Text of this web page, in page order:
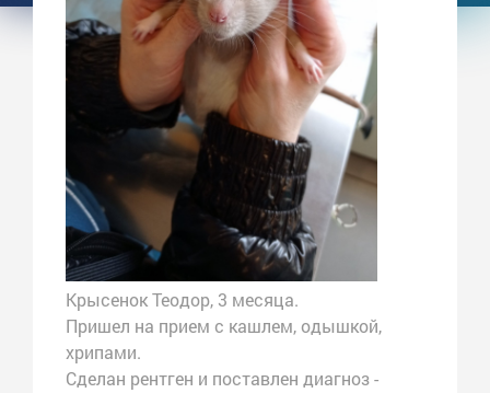
Крысенок Теодор, 3 месяца.
Пришел на прием с кашлем, одышкой,
хрипами.
Сделан рентген и поставлен диагноз -